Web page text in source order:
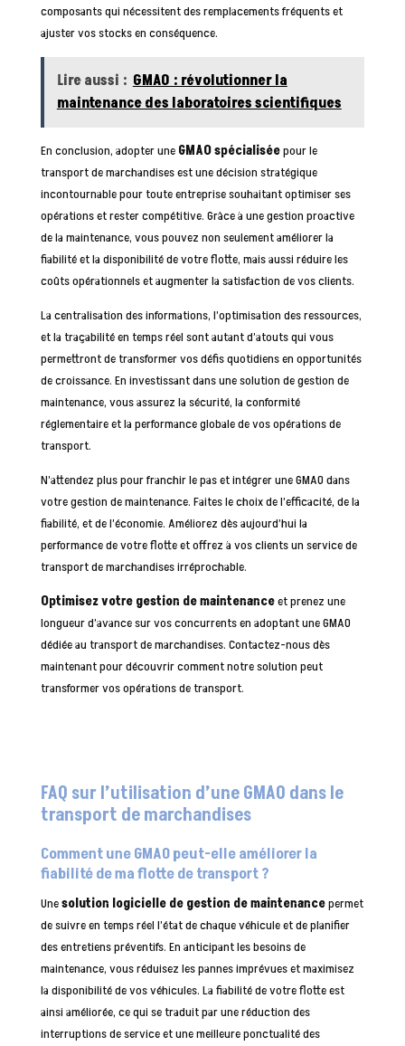
composants qui nécessitent des remplacements fréquents et
ajuster vos stocks en conséquence.
Lire aussi : GMAO : révolutionner la
maintenance des laboratoires scientifiques
En conclusion, adopter une GMAO spécialiséepour le
transport de marchandises est une décision stratégique
incontournable pour toute entreprise souhaitant optimiser ses
opérations et rester compétitive. Grâce à une gestion proactive
de la maintenance, vous pouvez non seulement améliorer la
fiabilité et la disponibilité de votre flotte, mais aussi réduire les
coûts opérationnels et augmenter la satisfaction de vos clients.
La centralisation des informations, l’optimisation des ressources,
et la traçabilité en temps réel sont autant d’atouts qui vous
permettront de transformer vos défis quotidiens en opportunités
de croissance. En investissant dans une solution de gestion de
maintenance, vous assurez la sécurité, la conformité
réglementaire et la performance globale de vos opérations de
transport.
N’attendez plus pour franchir le pas et intégrer une GMAO dans
votre gestion de maintenance. Faites le choix de l’efficacité, de la
fiabilité, et de l’économie. Améliorez dès aujourd’hui la
performance de votre flotte et offrez à vos clients un service de
transport de marchandises irréprochable.
Optimisez votre gestion de maintenanceet prenez une
longueur d’avance sur vos concurrents en adoptant une GMAO
dédiée au transport de marchandises. Contactez-nous dès
maintenant pour découvrir comment notre solution peut
transformer vos opérations de transport.
FAQ sur l’utilisation d’une GMAO dans le
transport de marchandises
Comment une GMAO peut-elle améliorer la
fiabilité de ma flotte de transport ?
Unesolution logicielle de gestion de maintenancepermet
de suivre en temps réel l’état de chaque véhicule et de planifier
des entretiens préventifs. En anticipant les besoins de
maintenance, vous réduisez les pannes imprévues et maximisez
la disponibilité de vos véhicules. La fiabilité de votre flotte est
ainsi améliorée, ce qui se traduit par une réduction des
interruptions de service et une meilleure ponctualité des